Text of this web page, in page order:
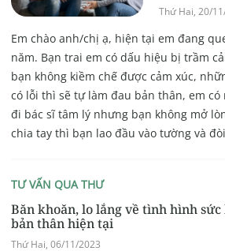
Thứ Hai, 20/
Em chào anh/chị ạ, hiện tại em đang
năm. Bạn trai em có dấu hiệu bị trầm
bạn không kiềm chế được cảm xúc,
có lỗi thì sẽ tự làm đau bản thân, em có
đi bác sĩ tâm lý nhưng bạn không mở
chia tay thì bạn lao đầu vào tường và
TƯ VẤN QUA THƯ
Băn khoăn, lo lắng về tình hình
bản thân hiện tại
Thứ Hai, 06/11/2023